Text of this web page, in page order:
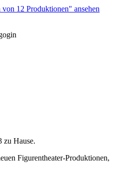
von 12 Produktionen" ansehen
zu Hause.
Figurentheater-Produktionen,